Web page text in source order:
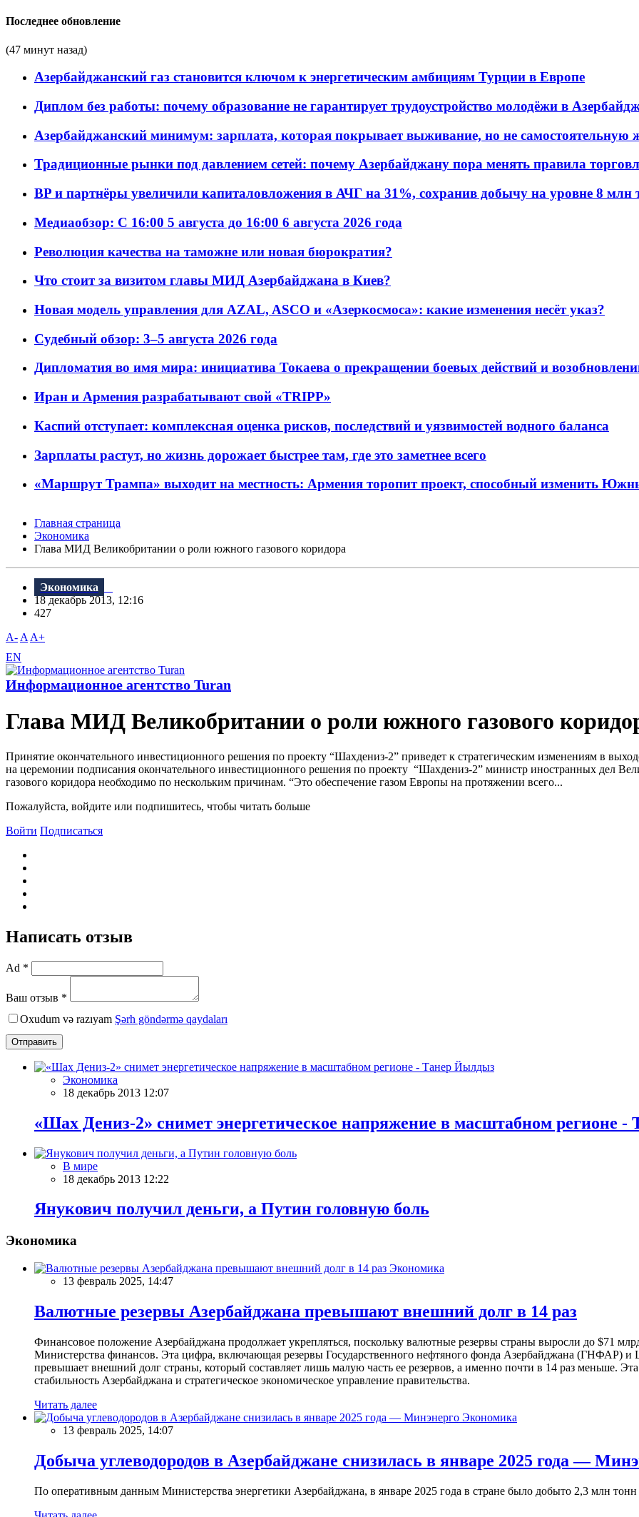
Последнее обновление
(47 минут назад)
Азербайджанский газ становится ключом к энергетическим амбициям Турции в Европе
Диплом без работы: почему образование не гарантирует трудоустройство молодёжи в
Азербайджанский минимум: зарплата, которая покрывает выживание, но не самостоятельную
Традиционные рынки под давлением сетей: почему Азербайджану пора менять правила
BP и партнёры увеличили капиталовложения в АЧГ на 31%, сохранив добычу на уровне 8 млн
Медиаобзор: С 16:00 5 августа до 16:00 6 августа 2026 года
Революция качества на таможне или новая бюрократия?
Что стоит за визитом главы МИД Азербайджана в Киев?
Новая модель управления для AZAL, ASCO и «Азеркосмоса»: какие изменения несёт указ?
Судебный обзор: 3–5 августа 2026 года
Дипломатия во имя мира: инициатива Токаева о прекращении боевых действий и
Иран и Армения разрабатывают свой «TRIPP»
Каспий отступает: комплексная оценка рисков, последствий и уязвимостей водного баланса
Зарплаты растут, но жизнь дорожает быстрее там, где это заметнее всего
«Маршрут Трампа» выходит на местность: Армения торопит проект, способный изменить
Главная страница
Экономика
Глава МИД Великобритании о роли южного газового коридора
Экономика
18 декабрь 2013, 12:16
427
A- A A+
EN
Информационное агентство Turan
Глава МИД Великобритании о роли южного газового
Принятие окончательного инвестиционного решения по проекту “Шахдениз-2” приведет к стратегическим изменениям в
на церемонии подписания окончательного инвестиционного решения по проекту “Шахдениз-2” министр иностранных дел
газового коридора необходимо по нескольким причинам. “Это обеспечение газом Европы на протяжении всего...
Пожалуйста, войдите или подпишитесь, чтобы читать больше
Войти Подписаться
Написать отзыв
Ad *
Ваш отзыв *
Oxudum və razıyam Şərh göndərmə qaydaları
Отправить
Экономика
18 декабрь 2013 12:07
«Шах Дениз-2» снимет энергетическое напряжение в масштабном регионе
В мире
18 декабрь 2013 12:22
Янукович получил деньги, а Путин головную боль
Экономика
Экономика
13 февраль 2025, 14:47
Валютные резервы Азербайджана превышают внешний долг в 14 раз
Финансовое положение Азербайджана продолжает укрепляться, поскольку валютные резервы страны выросли до $71
Министерства финансов. Эта цифра, включающая резервы Государственного нефтяного фонда Азербайджана (ГНФАР) и
превышает внешний долг страны, который составляет лишь малую часть ее резервов, а именно почти в 14 раз меньше.
стабильность Азербайджана и стратегическое экономическое управление правительства.
Читать далее
Экономика
13 февраль 2025, 14:07
Добыча углеводородов в Азербайджане снизилась в январе 2025 года —
По оперативным данным Министерства энергетики Азербайджана, в январе 2025 года в стране было добыто 2,3 млн тонн